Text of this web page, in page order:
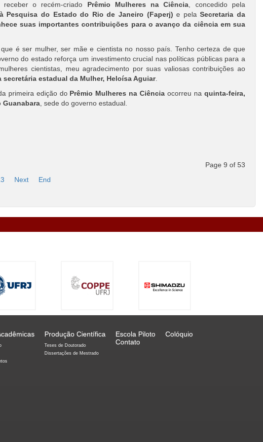
receber o recém-criado Prêmio Mulheres na Ciência , concedido pela
Pesquisa do Estado do Rio de Janeiro (Faperj) e pelaSecretaria da
suas importantes contribuições para o avanço da ciência em sua
é ser mulher, ser mãe e cientista no nosso país. Tenho certeza de que
do estado reforça um investimento crucial nas políticas públicas para a
cientistas, meu agradecimento por suas valiosas contribuições ao
secretária estadual da Mulher, Heloísa Aguiar.
primeira edição do Prêmio Mulheres na Ciência ocorreu naquinta-feira,
Guanabara , sede do governo estadual.
Page 9 of 53
Next End
Produção Científica
Teses de Doutorado
Dissertações de Mestrado
Escola Piloto
Colóquio
Contato